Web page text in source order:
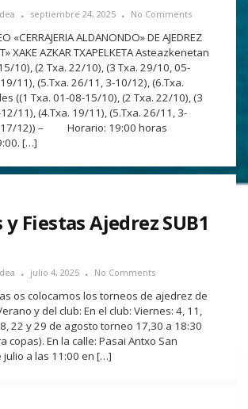
septiembre 24, 2025 No Comments
«CERRAJERIA ALDANONDO» DE AJEDREZ
XAKE AZKAR TXAPELKETA Asteazkenetan
10), (2 Txa. 22/10), (3 Txa. 29/10, 05-
11), (5.Txa. 26/11, 3-10/12), (6.Txa.
((1 Txa. 01-08-15/10), (2 Txa. 22/10), (3
11), (4.Txa. 19/11), (5.Txa. 26/11, 3-
17/12)) – Horario: 19:00 horas
[…]
Fiestas Ajedrez SUB1
julio 4, 2025 No Comments
os colocamos los torneos de ajedrez de
y del club: En el club: Viernes: 4, 11,
22 y 29 de agosto torneo 17,30 a 18:30
copas). En la calle: Pasai Antxo San
julio a las 11:00 en […]